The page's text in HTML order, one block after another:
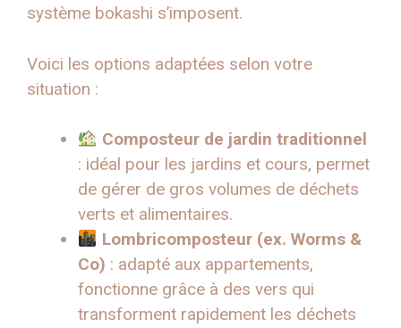
système bokashi s’imposent.
Voici les options adaptées selon votre
situation :
Composteur de jardin traditionnel
: idéal pour les jardins et cours, permet
de gérer de gros volumes de déchets
verts et alimentaires.
Lombricomposteur (ex. Worms &
Co) : adapté aux appartements,
fonctionne grâce à des vers qui
transforment rapidement les déchets